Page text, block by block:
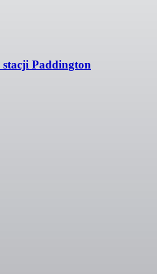
Paddington